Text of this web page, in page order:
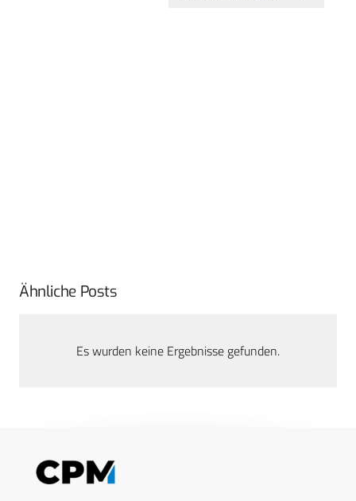
Ähnliche Posts
Es wurden keine Ergebnisse gefunden.